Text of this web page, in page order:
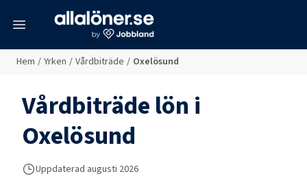
Hem / Yrken / Vårdbiträde / Oxelösund
Vårdbiträdelön i
Oxelösund
Uppdaterad augusti 2026